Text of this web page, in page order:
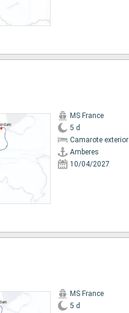
MS France
5 d
Camarote exterior
Amberes
10/04/2027
MS France
5 d